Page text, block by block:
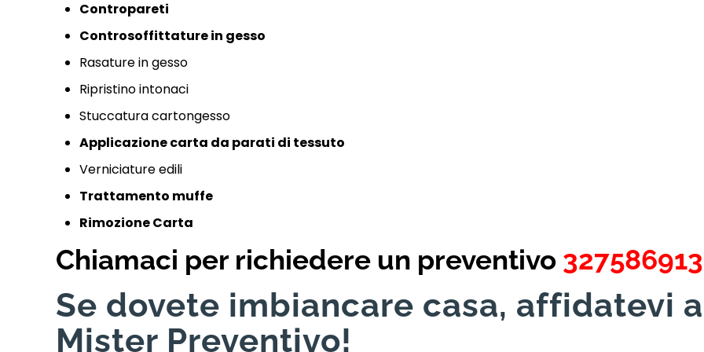
Contropareti
Controsoffittature in gesso
Rasature in gesso
Ripristino intonaci
Stuccatura cartongesso
Applicazione carta da parati di tessuto
Verniciature edili
Trattamento muffe
Rimozione Carta
Chiamaci per richiedere un preventivo
Se dovete imbiancare casa, affidatevi a
Mister Preventivo!